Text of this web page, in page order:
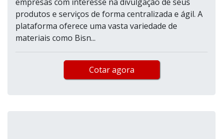
produtos e serviços de forma centralizada e ágil. A
plataforma oferece uma vasta variedade de
materiais como Bisn...
Cotar agora